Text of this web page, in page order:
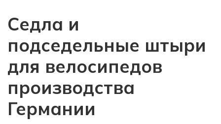
Седла и
подседельные штыри
для велосипедов
производства
Германии